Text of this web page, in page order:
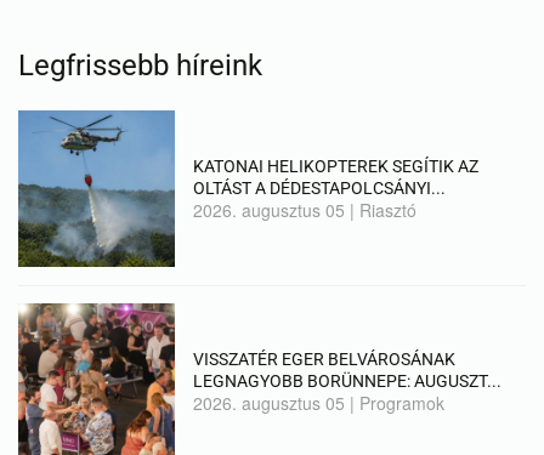
Legfrissebb híreink
KATONAI HELIKOPTEREK SEGÍTIK AZ
OLTÁST A DÉDESTAPOLCSÁNYI...
2026. augusztus 05 | Riasztó
VISSZATÉR EGER BELVÁROSÁNAK
LEGNAGYOBB BORÜNNEPE: AUGUSZT...
2026. augusztus 05 | Programok